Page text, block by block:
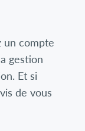
un compte
gestion
Et si
de vous